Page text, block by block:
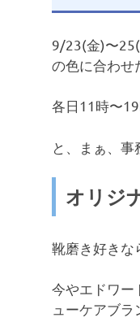
9/23(金)〜
の色に合わせ
各日11時〜
と、まぁ、
オリジ
靴磨き好きな
今やエドワー
ューケアブラ